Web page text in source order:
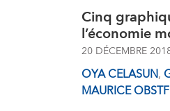
Cinq
l’économie
20 DÉCEMBRE
OYA CELASUN,
MAURICE